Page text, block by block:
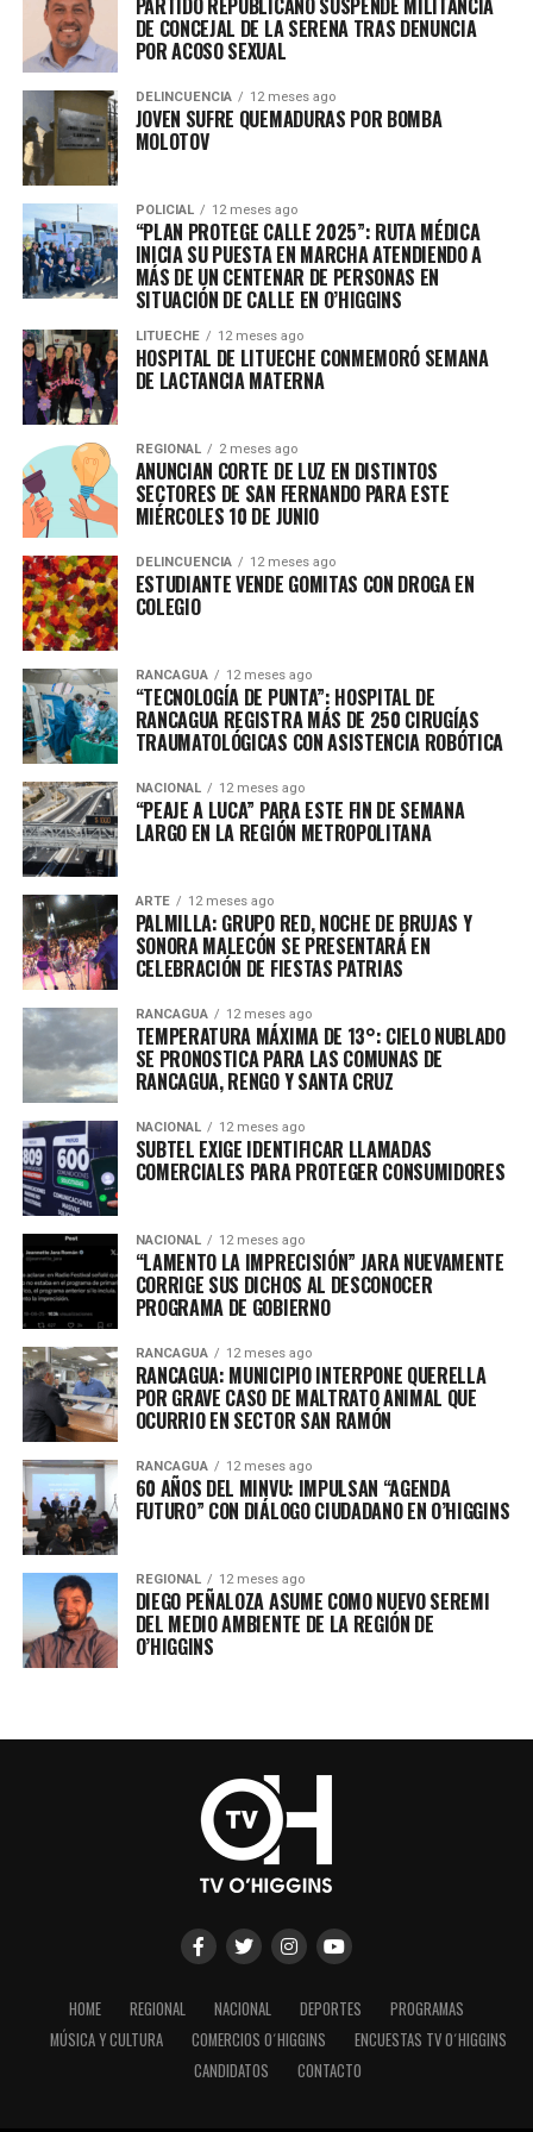
El plazo para la inscripción para la Prueba de Transición se
iniciará el 21 de junio y se extenderá hasta el 23 de julio,
proceso que se deberá realizar a través del portal de
inscripción que se encuentra en acceso.mineduc.cl. Se
enfatiza que Luego de crear un usuario, pueden inscribirse
todos quienes hayan completado su educación media o
que actualmente se encuentren cursando 4º medio.
Para conocer más detalles ingresa a la web
acceso.mineduc.cl y demre.cl.
RELATED TOPICS:
UP NEXT
FUNCIONARIOS DE LA EDUCACIÓN: UN 84% SE HAN
INOCULADO CON AMBAS DOSIS EN LA REGIÓN
SIETE CONSEJOS PARA LA CONTENCIÓN SOCIOEMOCIONAL
DE NIÑOS Y NIÑAS EN PANDEMIA
PARTIDO REPUBLICANO SUSPENDE MILITANCIA
DE CONCEJAL DE LA SERENA TRAS DENUNCIA
POR ACOSO SEXUAL
DELINCUENCIA 12 meses ago
JOVEN SUFRE QUEMADURAS POR BOMBA
MOLOTOV
POLICIAL 12 meses ago
“PLAN PROTEGE CALLE 2025”: RUTA MÉDICA
INICIA SU PUESTA EN MARCHA ATENDIENDO A
MÁS DE UN CENTENAR DE PERSONAS EN
SITUACIÓN DE CALLE EN O’HIGGINS
LITUECHE 12 meses ago
HOSPITAL DE LITUECHE CONMEMORÓ SEMANA
DE LACTANCIA MATERNA
REGIONAL 2 meses ago
ANUNCIAN CORTE DE LUZ EN DISTINTOS
SECTORES DE SAN FERNANDO PARA ESTE
MIÉRCOLES 10 DE JUNIO
DELINCUENCIA 12 meses ago
ESTUDIANTE VENDE GOMITAS CON DROGA EN
COLEGIO
RANCAGUA 12 meses ago
“TECNOLOGÍA DE PUNTA”: HOSPITAL DE
RANCAGUA REGISTRA MÁS DE 250 CIRUGÍAS
TRAUMATOLÓGICAS CON ASISTENCIA ROBÓTICA
NACIONAL 12 meses ago
“PEAJE A LUCA” PARA ESTE FIN DE SEMANA
LARGO EN LA REGIÓN METROPOLITANA
ARTE 12 meses ago
PALMILLA: GRUPO RED, NOCHE DE BRUJAS Y
SONORA MALECÓN SE PRESENTARÁ EN
CELEBRACIÓN DE FIESTAS PATRIAS
RANCAGUA 12 meses ago
TEMPERATURA MÁXIMA DE 13°: CIELO NUBLADO
SE PRONOSTICA PARA LAS COMUNAS DE
RANCAGUA, RENGO Y SANTA CRUZ
NACIONAL 12 meses ago
SUBTEL EXIGE IDENTIFICAR LLAMADAS
COMERCIALES PARA PROTEGER CONSUMIDORES
NACIONAL 12 meses ago
“LAMENTO LA IMPRECISIÓN” JARA NUEVAMENTE
CORRIGE SUS DICHOS AL DESCONOCER
PROGRAMA DE GOBIERNO
RANCAGUA 12 meses ago
RANCAGUA: MUNICIPIO INTERPONE QUERELLA
POR GRAVE CASO DE MALTRATO ANIMAL QUE
OCURRIO EN SECTOR SAN RAMÓN
RANCAGUA 12 meses ago
60 AÑOS DEL MINVU: IMPULSAN “AGENDA
FUTURO” CON DIÁLOGO CIUDADANO EN O’HIGGINS
REGIONAL 12 meses ago
DIEGO PEÑALOZA ASUME COMO NUEVO SEREMI
DEL MEDIO AMBIENTE DE LA REGIÓN DE
O’HIGGINS
HOME REGIONAL NACIONAL DEPORTES
PROGRAMAS
MÚSICA Y CULTURA
COMERCIOS O´HIGGINS
ENCUESTAS TV O´HIGGINS
CANDIDATOS
CONTACTO